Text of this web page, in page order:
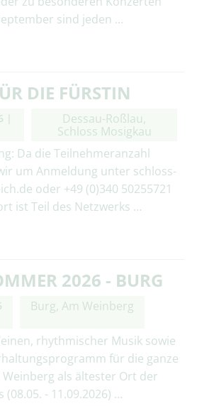
sind jeden …
DIE FÜRSTIN
|
Dessau-Roßlau,
Schloss Mosigkau
Da die Teilnehmeranzahl
um Anmeldung unter schloss-
oder +49 (0)340 50255721
ist Teil des Netzwerks …
2026 - BURG
Burg, Am Weinberg
rhythmischer Musik sowie
für die ganze
als ältester Ort der
- 11.09.2026) …